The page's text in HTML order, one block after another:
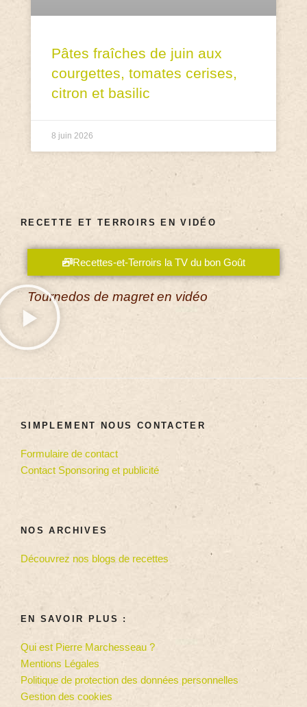
Pâtes fraîches de juin aux
courgettes, tomates cerises,
citron et basilic
8 juin 2026
RECETTE ET TERROIRS EN VIDÉO
Recettes-et-Terroirs la TV du bon Goût
Tournedos de magret en vidéo
SIMPLEMENT NOUS CONTACTER
Formulaire de contact
Contact Sponsoring et publicité
NOS ARCHIVES
Découvrez nos blogs de recettes
EN SAVOIR PLUS :
Qui est Pierre Marchesseau ?
Mentions Légales
Politique de protection des données personnelles
Gestion des cookies